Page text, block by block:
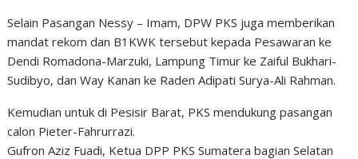
Selain Pasangan Nessy – Imam, DPW PKS juga memberikan
mandat rekom dan B1KWK tersebut kepada Pesawaran ke
Dendi Romadona-Marzuki, Lampung Timur ke Zaiful Bukhari-
Sudibyo, dan Way Kanan ke Raden Adipati Surya-Ali Rahman.
Kemudian untuk di Pesisir Barat, PKS mendukung pasangan
calon Pieter-Fahrurrazi.
Gufron Aziz Fuadi, Ketua DPP PKS Sumatera bagian Selatan